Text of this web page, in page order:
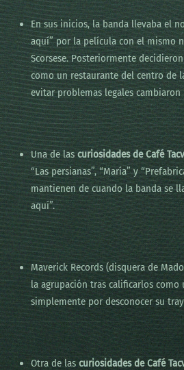
En sus inicios, la banda llevaba el
aquí” por la película con el mismo
Scorsese. Posteriormente
como un restaurante del centro de
evitar problemas legales
Una de lascuriosidades de Café
“Las persianas”, “María” y
mantienen de cuando la banda se
aquí”.
Maverick Records (disquera de
la agrupación tras calificarlos como
simplemente por desconocer su
Otra de las curiosidades de Café